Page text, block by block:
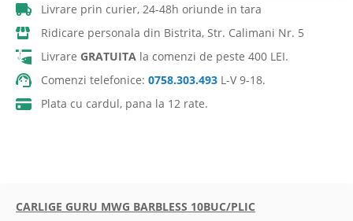
Livrare prin curier, 24-48h oriunde in tara
Ridicare personala din Bistrita, Str. Calimani Nr. 5
Livrare GRATUITA la comenzi de peste 400 LEI.
Comenzi telefonice: 0758.303.493 L-V 9-18.
Plata cu cardul, pana la 12 rate.
CARLIGE GURU MWG BARBLESS 10BUC/PLIC